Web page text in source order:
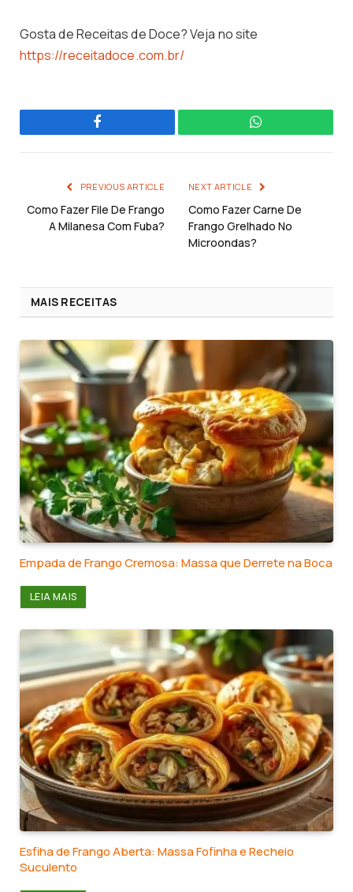
Gosta de Receitas de Doce? Veja no site
https://receitadoce.com.br/
Facebook WhatsApp
PREVIOUS ARTICLE
Como Fazer File De Frango
A Milanesa Com Fuba?
NEXT ARTICLE
Como Fazer Carne De
Frango Grelhado No
Microondas?
MAIS RECEITAS
Empada de Frango Cremosa: Massa que Derrete na Boca
LEIA MAIS
Esfiha de Frango Aberta: Massa Fofinha e Recheio
Suculento